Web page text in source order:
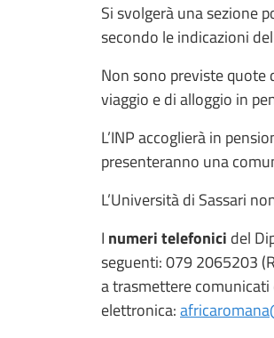
Si svolgerà una sezione
secondo le indicazioni
Non sono previste quote
viaggio e di alloggio in
L’INP accoglierà in
presenteranno una
L’Università di Sassari
I numeri telefonici del
seguenti: 079 2065203
a trasmettere
elettronica: